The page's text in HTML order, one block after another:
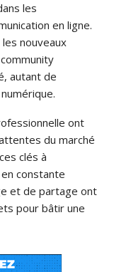
les
en ligne.
nouveaux
autant de
ont
du marché
clés à
constante
et de partage ont
pour bâtir une